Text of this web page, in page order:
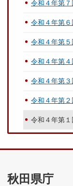
令和４年第７
令和４年第６
令和４年第５
令和４年第４
令和４年第３
令和４年第２
令和４年第１
秋田県庁